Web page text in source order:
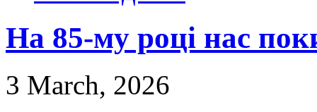
На 85-му році нас
3 March, 2026